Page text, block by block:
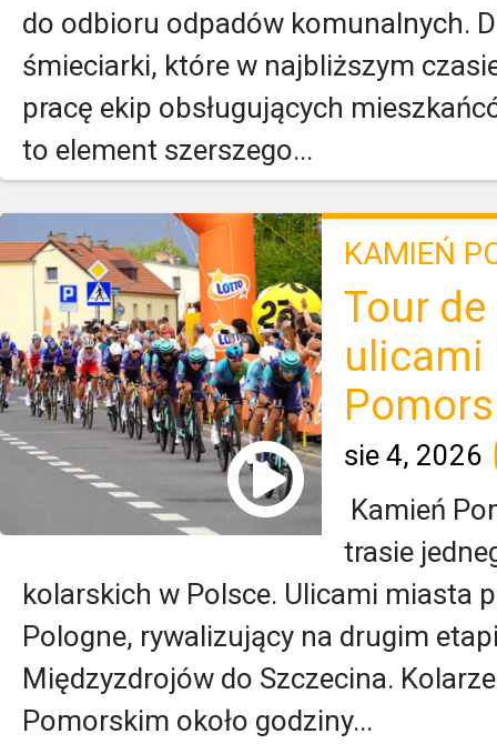
do odbioru odpadów komunalnych.
śmieciarki, które w najbliższym
pracę ekip obsługujących
to element szerszego...
KAMIEŃ
Tour de
ulicami
sie 4, 2026
Kamień
trasie
kolarskich w Polsce. Ulicami miasta
Pologne, rywalizujący na drugim
Międzyzdrojów do Szczecina.
Pomorskim około godziny...